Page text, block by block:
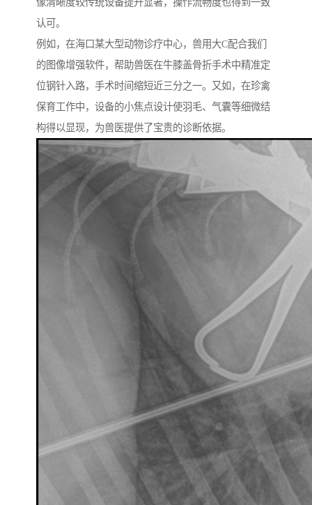
认可。
例如，在海口某大型动物诊疗中心，兽用大C配合我们
的图像增强软件，帮助兽医在牛膝盖骨折手术中精准定
位钢针入路，手术时间缩短近三分之一。又如，在珍禽
保育工作中，设备的小焦点设计使羽毛、气囊等细微结
构得以显现，为兽医提供了宝贵的诊断依据。